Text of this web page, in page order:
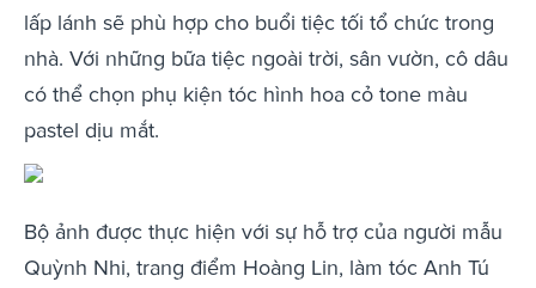
lấp lánh sẽ phù hợp cho buổi tiệc tối tổ chức trong
nhà. Với những bữa tiệc ngoài trời, sân vườn, cô dâu
có thể chọn phụ kiện tóc hình hoa cỏ tone màu
pastel dịu mắt.
Bộ ảnh được thực hiện với sự hỗ trợ của người mẫu
Quỳnh Nhi, trang điểm Hoàng Lin, làm tóc Anh Tú